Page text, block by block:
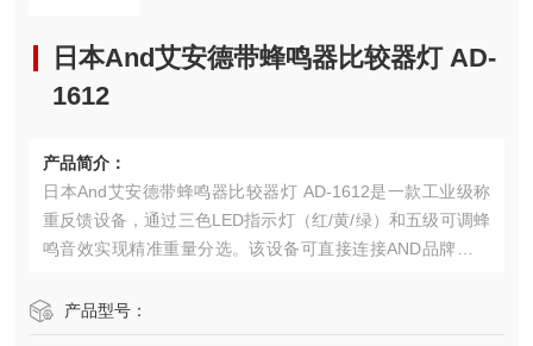
日本And艾安德带蜂鸣器比较器灯 AD-
1612
产品简介：
日本And艾安德带蜂鸣器比较器灯 AD-1612是一款工业级称
重反馈设备，通过三色LED指示灯（红/黄/绿）和五级可调蜂
鸣音效实现精准重量分选。该设备可直接连接AND品牌电子
设计符合IP54防护标准，支持-10℃~40℃环境稳定工作，特
产品型号：